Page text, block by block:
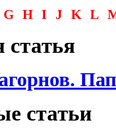
G H I J K L
статья
статьи